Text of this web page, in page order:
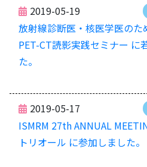
2019-05-19
放射線診断医・核医学医の
PET-CT読影実践セミナー に
た。
2019-05-17
ISMRM 27th ANNUAL
トリオール に参加しました。